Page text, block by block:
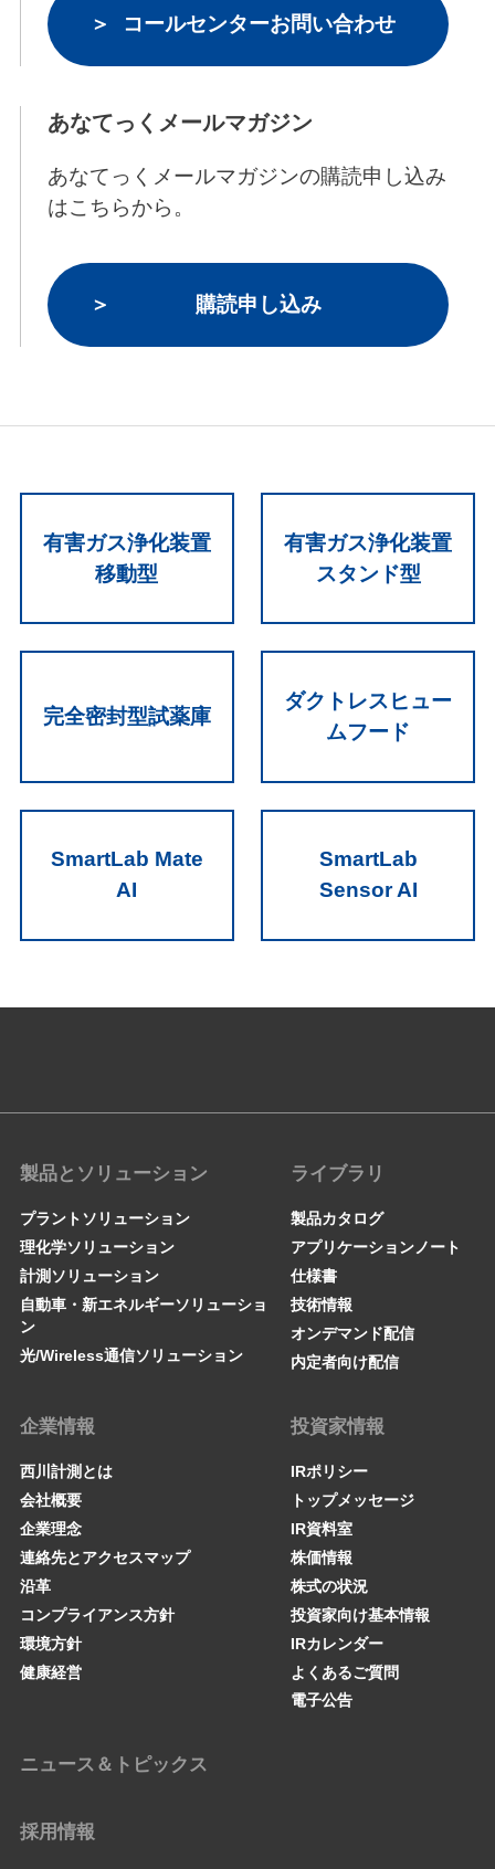
コールセンターお問い合わせ
あなてっくメールマガジン
あなてっくメールマガジンの購読申し込み
はこちらから。
購読申し込み
有害ガス浄化装置
移動型
有害ガス浄化装置
スタンド型
完全密封型試薬庫
ダクトレスヒュー
ムフード
SmartLab Mate
AI
SmartLab
Sensor AI
製品とソリューション
プラントソリューション
理化学ソリューション
計測ソリューション
自動車・新エネルギーソリューショ
ン
光/Wireless通信ソリューション
ライブラリ
製品カタログ
アプリケーションノート
仕様書
技術情報
オンデマンド配信
内定者向け配信
企業情報
西川計測とは
会社概要
企業理念
連絡先とアクセスマップ
沿革
コンプライアンス方針
環境方針
健康経営
投資家情報
IRポリシー
トップメッセージ
IR資料室
株価情報
株式の状況
投資家向け基本情報
IRカレンダー
よくあるご質問
電子公告
ニュース＆トピックス
採用情報